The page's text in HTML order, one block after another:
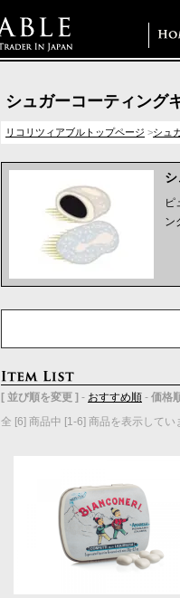
シュガーコーティング
リコリツィアブルトップページ >シュ
ピ
ン
[ 並び順を変更 ] - おすすめ順 - 価格
全 [6] 商品中 [1-6] 商品を表示してい